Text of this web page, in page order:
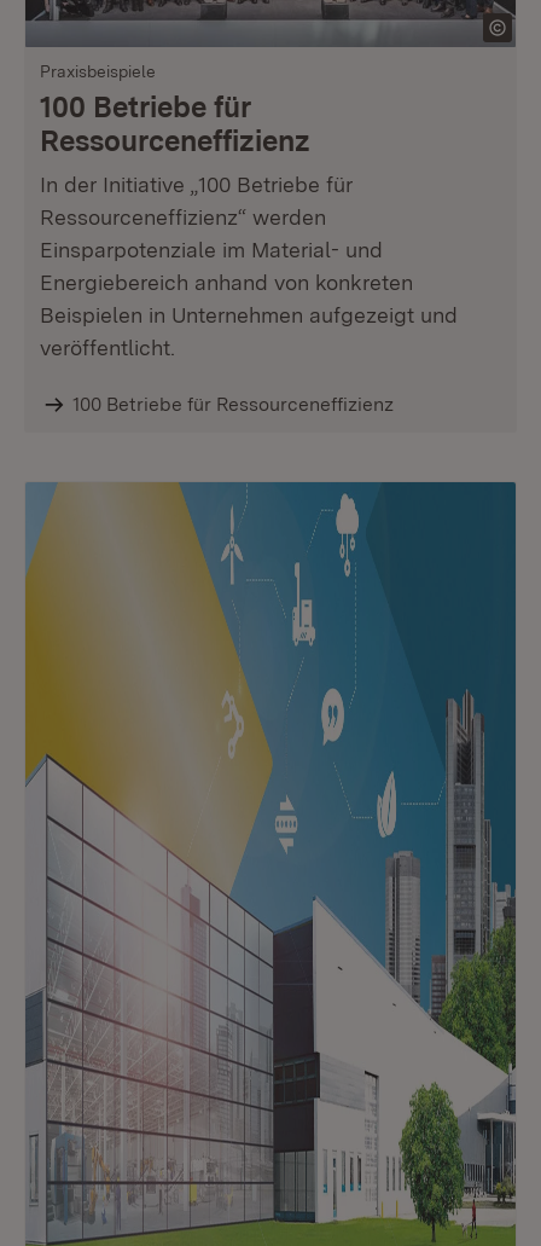
Praxisbeispiele
100 Betriebe für
Ressourceneffizienz
In der Initiative „100 Betriebe für
Ressourceneffizienz“ werden
Einsparpotenziale im Material- und
Energiebereich anhand von konkreten
Beispielen in Unternehmen aufgezeigt und
veröffentlicht.
100 Betriebe für Ressourceneffizienz